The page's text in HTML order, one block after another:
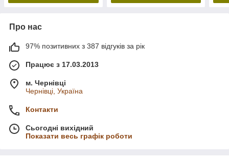
Про нас
97% позитивних з 387 відгуків за рік
Працює з 17.03.2013
м. Чернівці
Чернівці, Україна
Контакти
Сьогодні вихідний
Показати весь графік роботи